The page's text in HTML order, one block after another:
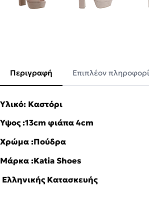
Περιγραφή Επιπλέον
Υλικό: Καστόρι
Ύψος :13cm φιάπα 4cm
Χρώμα :Πούδρα
Μάρκα :Katia Shoes
Ελληνικής Κατασκευής